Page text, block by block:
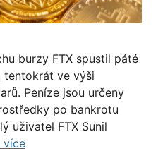
burzy FTX spustil páté
tentokrát ve výši
Peníze jsou určeny
po bankrotu
uživatel FTX Sunil
více